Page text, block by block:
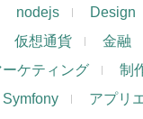
nodejs Design
仮想通貨 金融
ケティング 制
Symfony アプリ